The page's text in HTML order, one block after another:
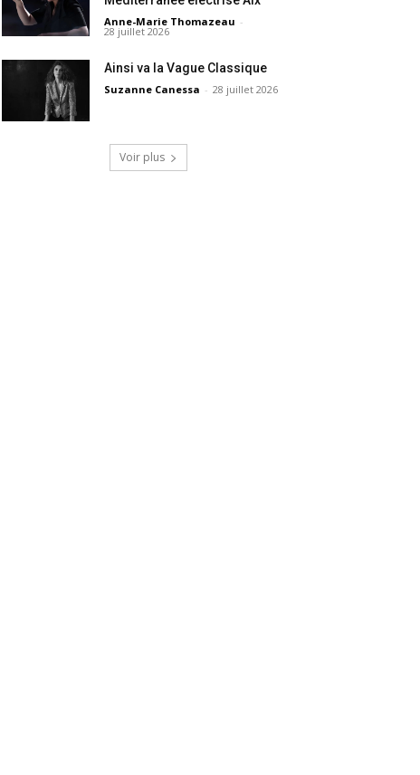
Anne-Marie Thomazeau -
28 juillet 2026
Ainsi va la Vague Classique
Suzanne Canessa - 28 juillet 2026
Voir plus